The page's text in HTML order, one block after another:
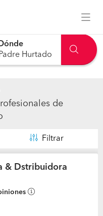
Dónde
de
Filtrar
& Dstribuidora